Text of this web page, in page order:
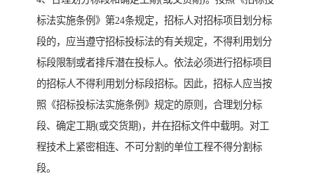
标法实施条例》第24条规定，招标人对招标项目划分标
段的，应当遵守招标投标法的有关规定，不得利用划分
标段限制或者排斥潜在投标人。依法必须进行招标项目
的招标人不得利用划分标段招标。因此，招标人应当按
照《招标投标法实施条例》规定的原则，合理划分标
段、确定工期(或交货期)，并在招标文件中载明。对工
程技术上紧密相连、不可分割的单位工程不得分割标
段。